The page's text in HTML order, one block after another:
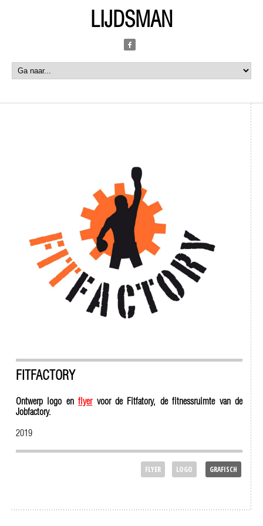
LIJDSMAN
FITFACTORY
Ontwerp logo enflyervoor de Fitfatory, de fitnessruimte van de
Jobfactory.
2019
FLYER LOGO GRAFISCH